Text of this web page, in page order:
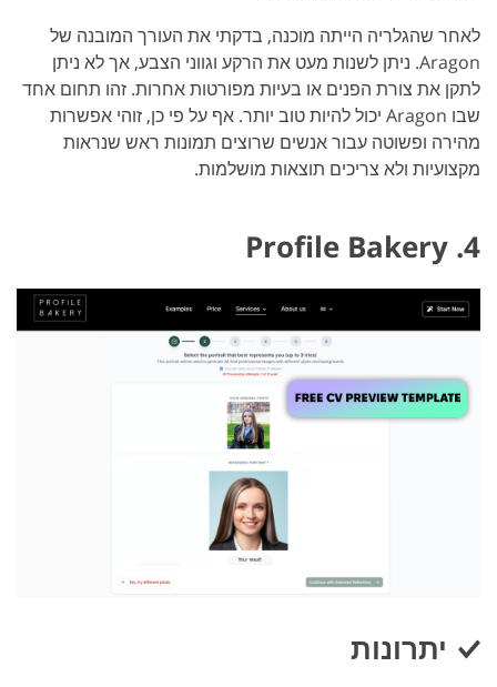
לאחר שהגלריה הייתה מוכנה, בדקתי את העורך המובנה של
Aragon. ניתן לשנות מעט את הרקע וגווני הצבע, אך לא ניתן
לתקן את צורת הפנים או בעיות מפורטות אחרות. זהו תחום אחד
שבו Aragon יכול להיות טוב יותר. אף על פי כן, זוהי אפשרות
מהירה ופשוטה עבור אנשים שרוצים תמונות ראש שנראות
מקצועיות ולא צריכים תוצאות מושלמות.
4. Profile Bakery
יתרונות